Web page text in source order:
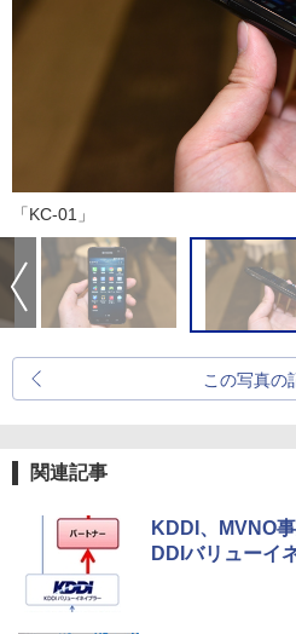
「KC-01」
この写真の
関連記事
KDDI、MVNO
DDIバリューイ